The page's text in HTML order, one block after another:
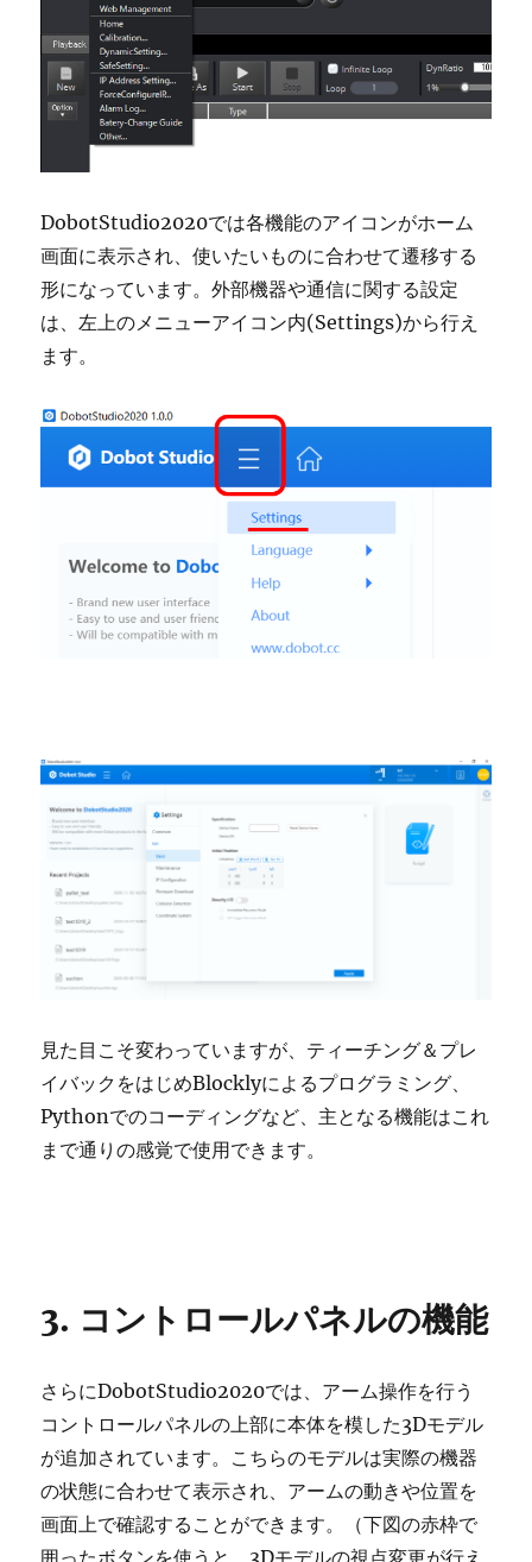
DobotStudio2020では各機能のアイコンがホーム
画面に表示され、使いたいものに合わせて遷移する
形になっています。外部機器や通信に関する設定
は、左上のメニューアイコン内(Settings)から行え
ます。
見た目こそ変わっていますが、ティーチング＆プレ
イバックをはじめBlocklyによるプログラミング、
Pythonでのコーディングなど、主となる機能はこれ
まで通りの感覚で使用できます。
3. コントロールパネルの機能
さらにDobotStudio2020では、アーム操作を行う
コントロールパネルの上部に本体を模した3Dモデル
が追加されています。こちらのモデルは実際の機器
の状態に合わせて表示され、アームの動きや位置を
画面上で確認することができます。（下図の赤枠で
囲ったボタンを使うと、3Dモデルの視点変更が行え